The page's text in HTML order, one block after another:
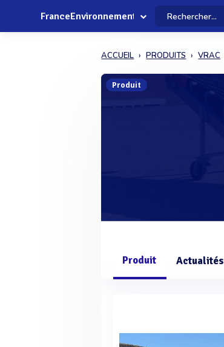
FranceEnvironnement
ACCUEIL PRODUITS VRAC
Produit
Produit Actualités